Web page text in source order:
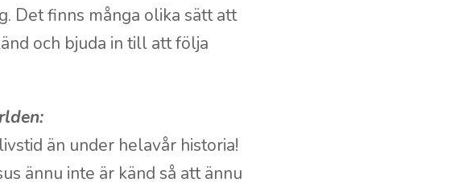
Det finns många olika sätt att
och bjuda in till att följa
än under helavår historia!
ännu inte är känd så att ännu